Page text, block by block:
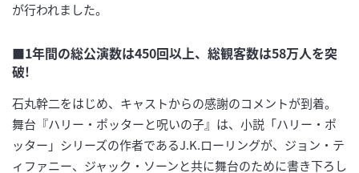
が行われました。
■1年間の総公演数は450回以上、総観客数は58万人を突
破!
石丸幹二をはじめ、キャストからの感謝のコメントが到着。
舞台『ハリー・ポッターと呪いの子』は、小説「ハリー・ポ
ッター」シリーズの作者であるJ.K.ローリングが、ジョン・テ
ィファニー、ジャック・ソーンと共に舞台のために書き下ろし